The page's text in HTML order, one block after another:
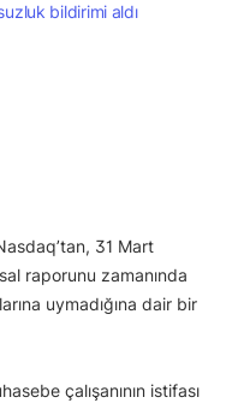
bildirimi aldı
31 Mart
raporunu zamanında
uymadığına dair bir
çalışanının istifası